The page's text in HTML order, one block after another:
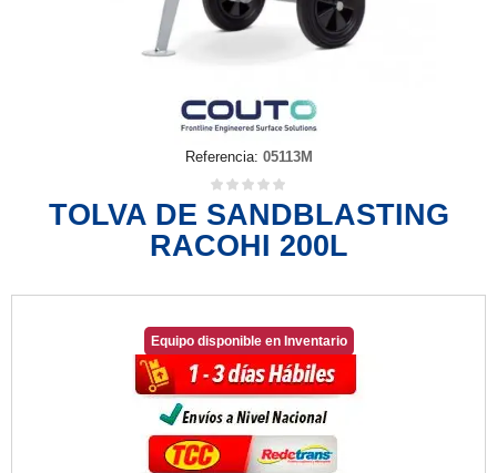
Referencia: 05113M
TOLVA DE SANDBLASTING
RACOHI 200L
Equipo disponible en Inventario